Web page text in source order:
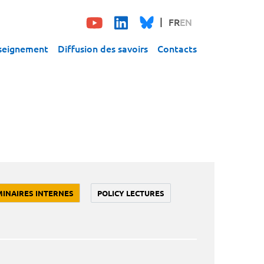
FREN
Diffusion des savoirs Contacts
INTERNES POLICY LECTURES